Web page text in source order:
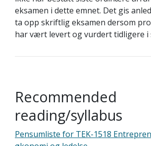
eksamen i dette emnet. Det gis
ta opp skriftlig eksamen dersom
har vært levert og vurdert tidligere i
Recommended
reading/syllabus
Pensumliste for TEK-1518